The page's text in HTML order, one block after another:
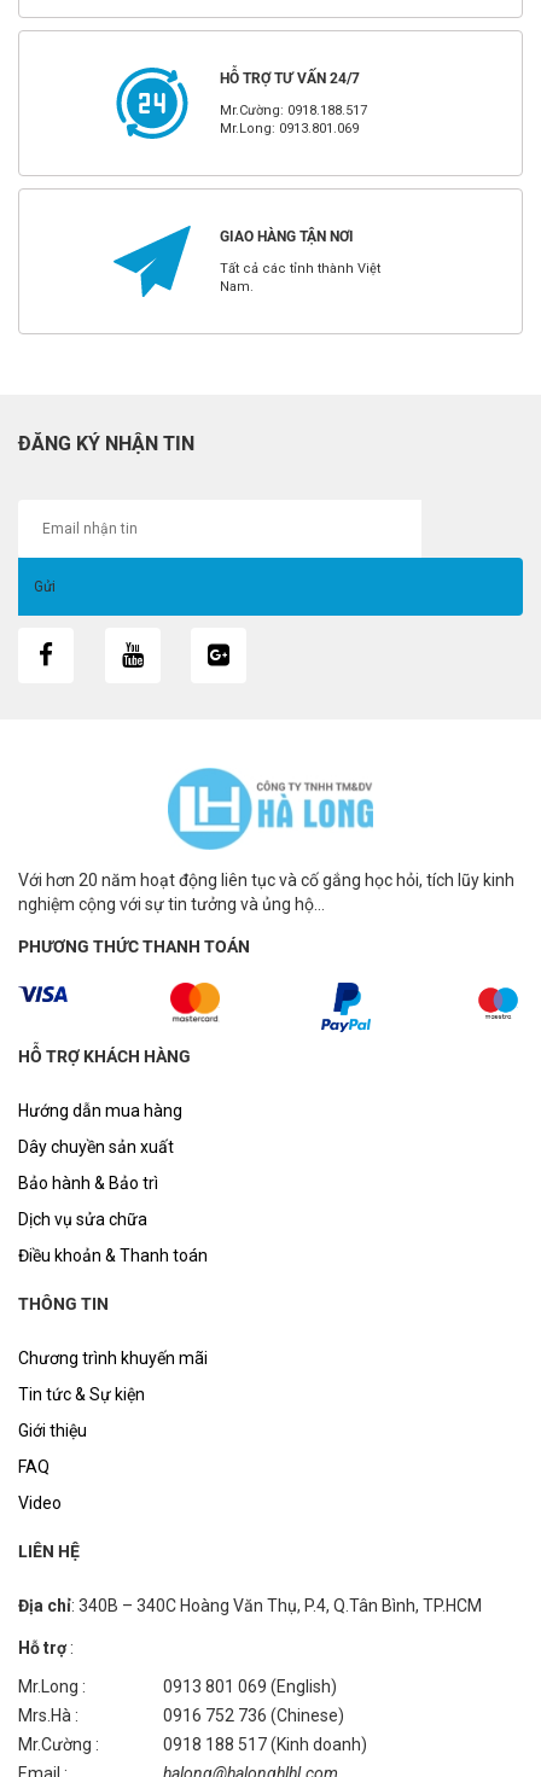
HỖ TRỢ TƯ VẤN 24/7
Mr.Cường: 0918.188.517
Mr.Long: 0913.801.069
GIAO HÀNG TẬN NƠI
Tất cả các tỉnh thành Việt
Nam.
ĐĂNG KÝ NHẬN TIN
Với hơn 20 năm hoạt động liên tục và cố gắng học hỏi, tích lũy kinh
nghiệm cộng với sự tin tưởng và ủng hộ...
PHƯƠNG THỨC THANH TOÁN
HỖ TRỢ KHÁCH HÀNG
Hướng dẫn mua hàng
Dây chuyền sản xuất
Bảo hành & Bảo trì
Dịch vụ sửa chữa
Điều khoản & Thanh toán
THÔNG TIN
Chương trình khuyến mãi
Tin tức & Sự kiện
Giới thiệu
FAQ
Video
LIÊN HỆ
Địa chỉ: 340B – 340C Hoàng Văn Thụ, P.4, Q.Tân Bình, TP.HCM
Hỗ trợ:
Mr.Long :
0913 801 069 (English)
Mrs.Hà :
0916 752 736 (Chinese)
Mr.Cường :
0918 188 517 (Kinh doanh)